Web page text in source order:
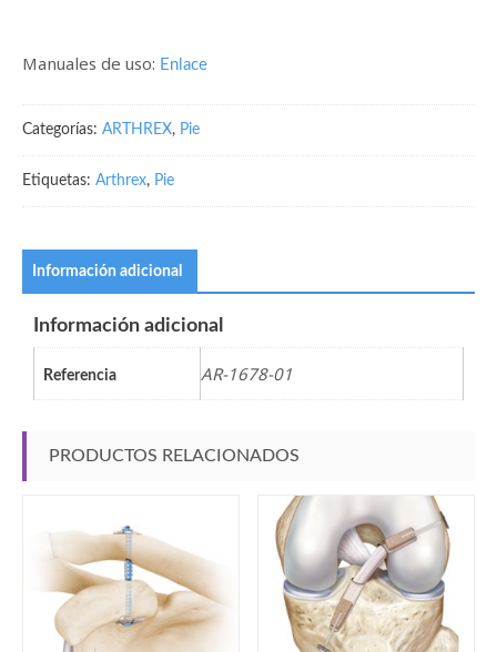
Manuales de uso: Enlace
Categorías: ARTHREX, Pie
Etiquetas: Arthrex, Pie
Información adicional
Información adicional
Referencia AR-1678-01
PRODUCTOS RELACIONADOS